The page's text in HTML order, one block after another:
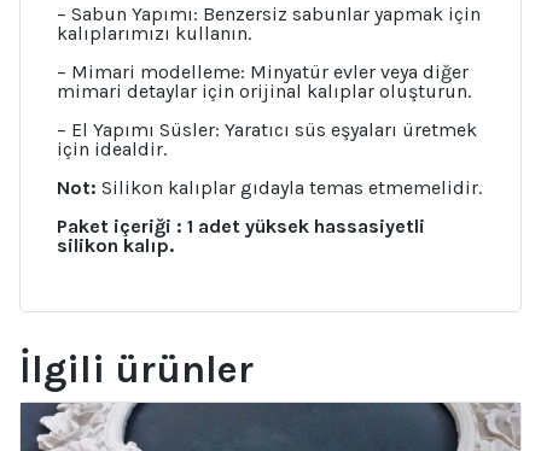
– Sabun Yapımı: Benzersiz sabunlar yapmak için
kalıplarımızı kullanın.
– Mimari modelleme: Minyatür evler veya diğer
mimari detaylar için orijinal kalıplar oluşturun.
– El Yapımı Süsler: Yaratıcı süs eşyaları üretmek
için idealdir.
Not: Silikon kalıplar gıdayla temas etmemelidir.
Paket içeriği : 1 adet yüksek hassasiyetli
silikon kalıp.
İlgili ürünler